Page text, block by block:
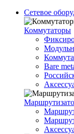
Сетевое
Коммутаторы
Bare